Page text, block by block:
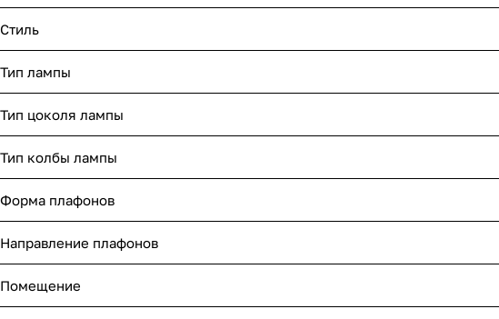
Стиль
Тип лампы
Тип цоколя лампы
Тип колбы лампы
Форма плафонов
Направление плафонов
Помещение